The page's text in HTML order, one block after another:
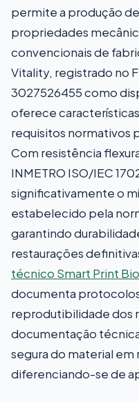
permite a produção
propriedades
convencionais de
Vitality, registrado no
3027526455 como
oferece
requisitos normativos
Com resistência
INMETRO ISO/IEC
significativamente o
estabelecido pela
garantindo
restaurações
técnico Smart Print
documenta
reprodutibilidade dos
documentação
segura do material
diferenciando-se de